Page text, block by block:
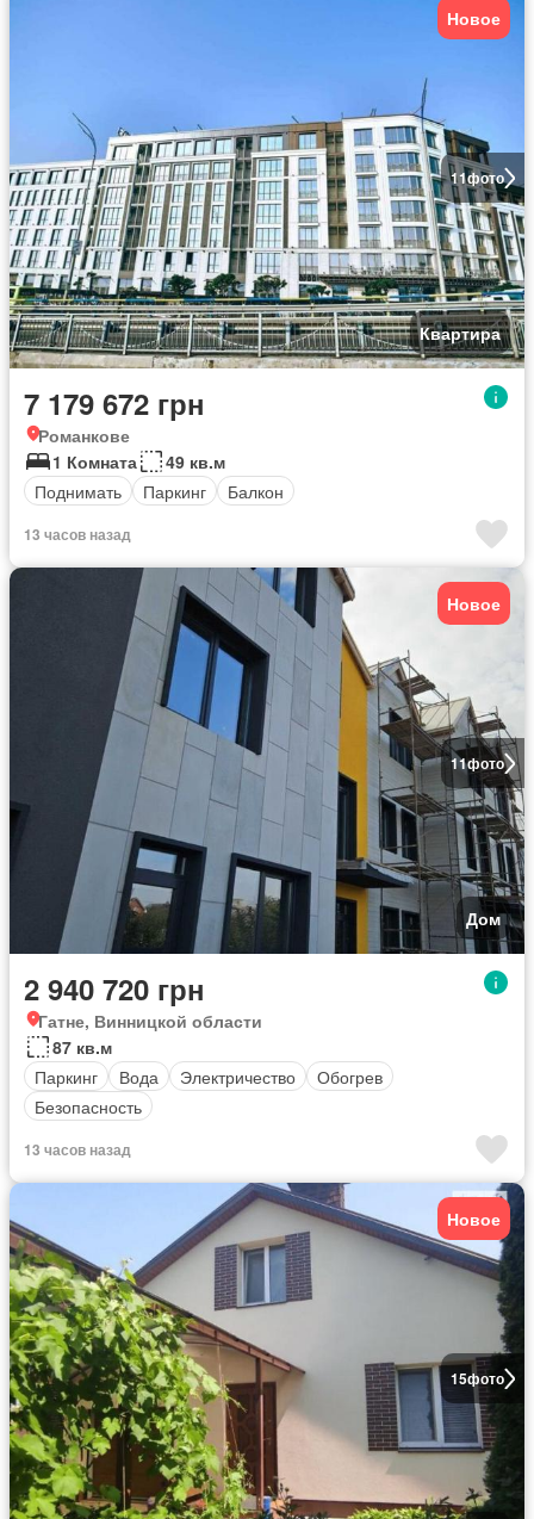
11фото
Новое
Квартира
7 179 672 грн
Романкове
1 Комната
49 кв.м
Поднимать
Паркинг Балкон
13 часов назад
11фото
Новое
Дом
2 940 720 грн
Гатне, Винницкой области
87 кв.м
Паркинг
Вода Электричество
Обогрев
Безопасность
13 часов назад
15фото
Новое